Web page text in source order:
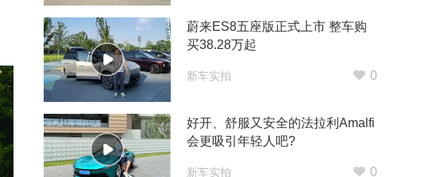
蔚来ES8五座版正式上市 整车购
买38.28万起
新车实拍 0
好开、舒服又安全的法拉利Amalfi
会更吸引年轻人吧?
新车实拍 0